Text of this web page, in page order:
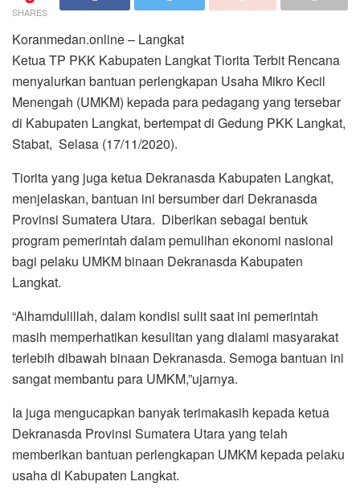
SHARES
Koranmedan.online – Langkat
Ketua TP PKK Kabupaten Langkat Tiorita Terbit Rencana
menyalurkan bantuan perlengkapan Usaha Mikro Kecil
Menengah (UMKM) kepada para pedagang yang tersebar
di Kabupaten Langkat, bertempat di Gedung PKK Langkat,
Stabat, Selasa (17/11/2020).
Tiorita yang juga ketua Dekranasda Kabupaten Langkat,
menjelaskan, bantuan ini bersumber dari Dekranasda
Provinsi Sumatera Utara. Diberikan sebagai bentuk
program pemerintah dalam pemulihan ekonomi nasional
bagi pelaku UMKM binaan Dekranasda Kabupaten
Langkat.
“Alhamdulillah, dalam kondisi sulit saat ini pemerintah
masih memperhatikan kesulitan yang dialami masyarakat
terlebih dibawah binaan Dekranasda. Semoga bantuan ini
sangat membantu para UMKM,”ujarnya.
Ia juga mengucapkan banyak terimakasih kepada ketua
Dekranasda Provinsi Sumatera Utara yang telah
memberikan bantuan perlengkapan UMKM kepada pelaku
usaha di Kabupaten Langkat.